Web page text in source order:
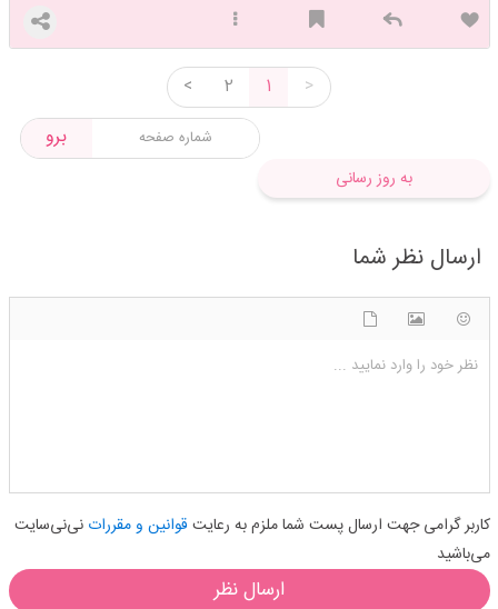
>
1
2
<
برو
به روز رسانی
ارسال نظر شما
نظر خود را وارد نمایید ...
کاربر گرامی جهت ارسال پست شما ملزم به رعایت قوانین و مقرراتنی‌نی‌سایت
می‌باشید
ارسال نظر